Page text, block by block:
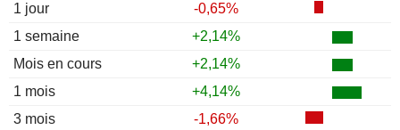
1 jour
-0,65%
1 semaine
+2,14%
Mois en cours
+2,14%
1 mois
+4,14%
3 mois
-1,66%